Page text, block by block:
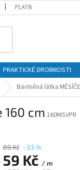
PLATBA A DOPRAVA
PRAKTICKÉ DROBNOSTI
Bavlněná látka
160 cm 160MSVPR
89 Kč –33 %
59 Kč / m